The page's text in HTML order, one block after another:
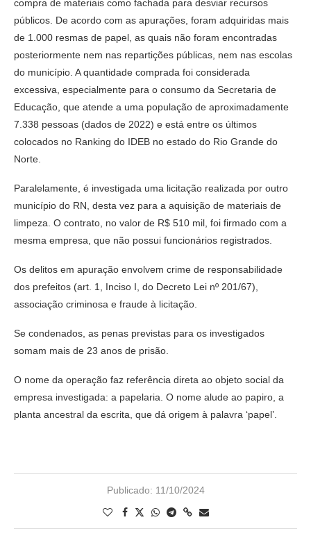
compra de materiais como fachada para desviar recursos
públicos. De acordo com as apurações, foram adquiridas mais
de 1.000 resmas de papel, as quais não foram encontradas
posteriormente nem nas repartições públicas, nem nas escolas
do município. A quantidade comprada foi considerada
excessiva, especialmente para o consumo da Secretaria de
Educação, que atende a uma população de aproximadamente
7.338 pessoas (dados de 2022) e está entre os últimos
colocados no Ranking do IDEB no estado do Rio Grande do
Norte.
Paralelamente, é investigada uma licitação realizada por outro
município do RN, desta vez para a aquisição de materiais de
limpeza. O contrato, no valor de R$ 510 mil, foi firmado com a
mesma empresa, que não possui funcionários registrados.
Os delitos em apuração envolvem crime de responsabilidade
dos prefeitos (art. 1, Inciso I, do Decreto Lei nº 201/67),
associação criminosa e fraude à licitação.
Se condenados, as penas previstas para os investigados
somam mais de 23 anos de prisão.
O nome da operação faz referência direta ao objeto social da
empresa investigada: a papelaria. O nome alude ao papiro, a
planta ancestral da escrita, que dá origem à palavra ‘papel’.
Publicado: 11/10/2024